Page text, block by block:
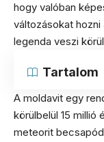
hogy valóban
változásokat
legenda veszi
Tartalom
A moldavit egy
körülbelül 15
meteorit